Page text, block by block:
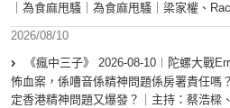
｜為食麻甩騷｜為食麻甩騷｜梁家權、
2026/08/10
《瘋中三子》 2026-08-10︱陀螺大戰
怖血案，係嘈音係精神問題係房署責任嗎
定香港精神問題又爆發？｜主持：蔡浩樑